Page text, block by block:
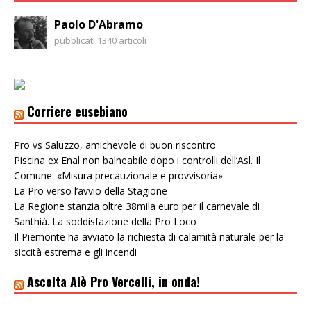
Paolo D'Abramo
pubblicati 1340 articoli
Corriere eusebiano
Pro vs Saluzzo, amichevole di buon riscontro
Piscina ex Enal non balneabile dopo i controlli dell’Asl. Il
Comune: «Misura precauzionale e provvisoria»
La Pro verso l’avvio della Stagione
La Regione stanzia oltre 38mila euro per il carnevale di
Santhià. La soddisfazione della Pro Loco
Il Piemonte ha avviato la richiesta di calamità naturale per la
siccità estrema e gli incendi
Ascolta Alè Pro Vercelli, in onda!